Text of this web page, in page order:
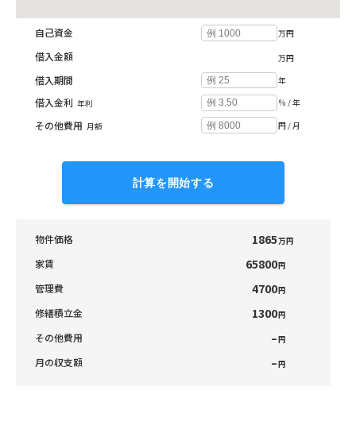
自己資金 万円
借入金額 万円
借入期間 年
借入金利 年利 ％ / 年
その他費用 月額 円 / 月
計算を開始する
物件価格 1865万円
家賃 65800円
管理費 4700円
修繕積立金 1300円
その他費用 –円
月の収支額 –円